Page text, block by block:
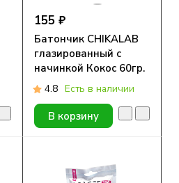
155 ₽
Батончик CHIKALAB
глазированный с
начинкой Кокос 60гр.
4.8 Есть в наличии
В корзину